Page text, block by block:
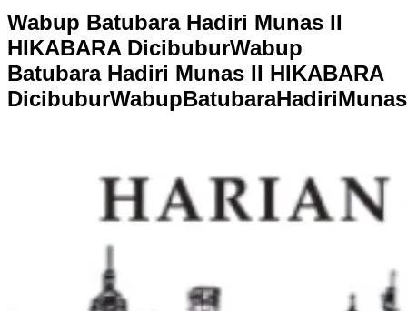
Wabup Batubara Hadiri Munas II
HIKABARA DicibuburWabup
Batubara Hadiri Munas II HIKABARA
DicibuburWabupBatubaraHadiriMunas